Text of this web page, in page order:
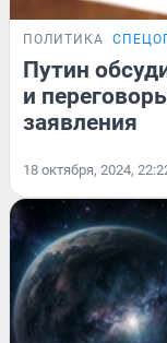
ПОЛИТИКА
Путин
и
заявления
18 октября, 2024,